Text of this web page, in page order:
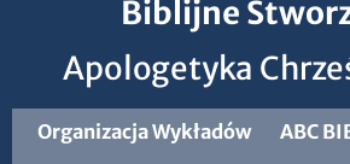
Biblijne
Apologetyka
Organizacja Wykładów ABC